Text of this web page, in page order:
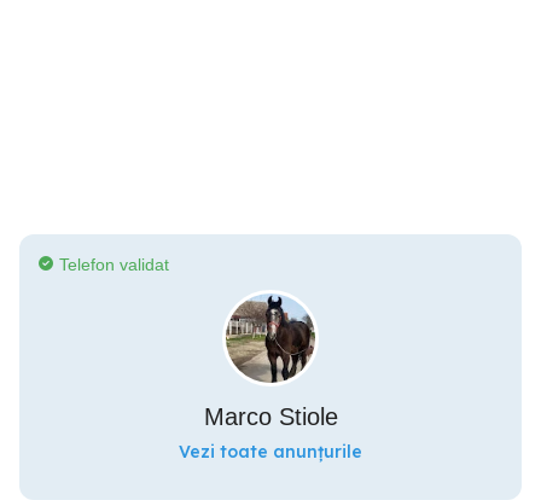
Telefon validat
Marco Stiole
Vezi toate anunțurile